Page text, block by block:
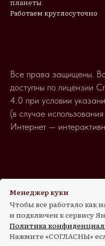
Работаем круглосуточно
Все права защищены.
доступны по лицензии
4.0 при условии
(в случае
Интернет —
Менеджер куки
Чтобы все работало как
и подключен к сервису
Политика
Нажмите «СОГЛАСНЫ»
ПОЛИТИКА
ИП КУГАЕВСКИЙ А.А. ©